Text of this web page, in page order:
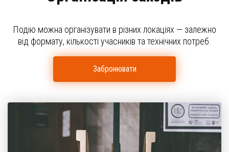
Подію можна організувати в різних локаціях — залежно
від формату, кількості учасників та технічних потреб.
Забронювати